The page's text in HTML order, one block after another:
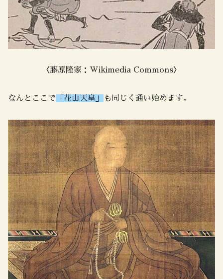
〈藤原隆家：Wikimedia Commons〉
なんとここで 「花山天皇」 も同じく通い始めます。